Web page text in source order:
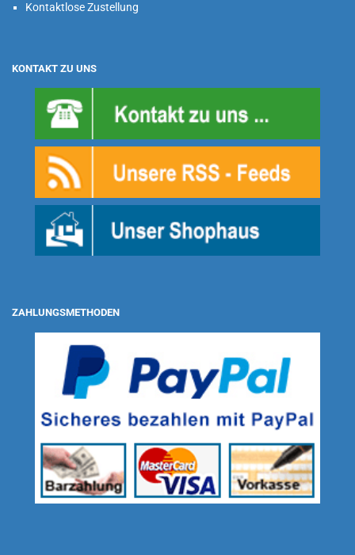
Kontaktlose Zustellung
KONTAKT ZU UNS
ZAHLUNGSMETHODEN